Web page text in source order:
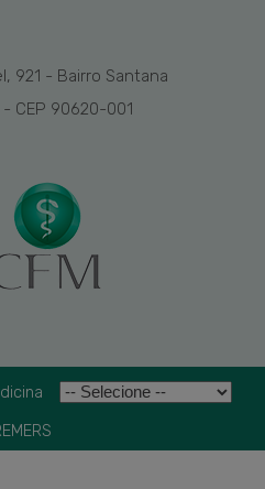
921 - Bairro Santana
CEP 90620-001